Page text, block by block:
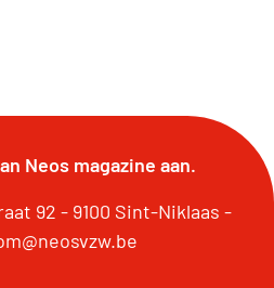
Neos magazine aan.
92 - 9100 Sint-Niklaas -